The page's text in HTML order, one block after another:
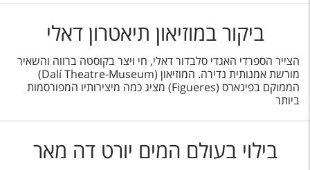
ביקור במוזיאון תיאטרון דאלי
הצייר הספרדי האגדי סלבדור דאלי, חי ויצר בקוסטה ברווה והשאיר
מורשת אמנותית נדירה. המוזיאון (Dalí Theatre-Museum)
הממוקם בפיגארס (Figueres) מציג כמה מיצירותיו המפורסמות
ביותר
בילוי בעולם המים יורט דה מאר